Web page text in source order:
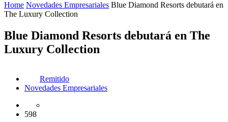
Home Novedades Empresariales Blue Diamond Resorts debutará en
The Luxury Collection
Blue Diamond Resorts debutará en The
Luxury Collection
Remitido
Novedades Empresariales
598